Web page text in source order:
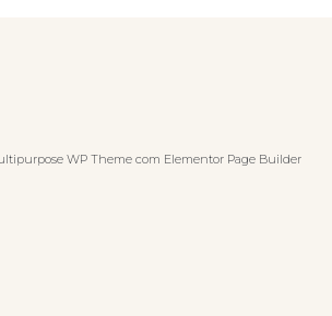
WP Theme com Elementor Page Builder